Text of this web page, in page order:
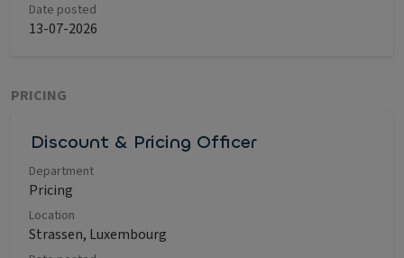
Date posted
13-07-2026
PRICING
Discount & Pricing Officer
Department
Pricing
Location
Strassen, Luxembourg